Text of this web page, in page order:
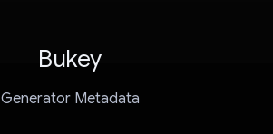
Bukey
Generator Metadata